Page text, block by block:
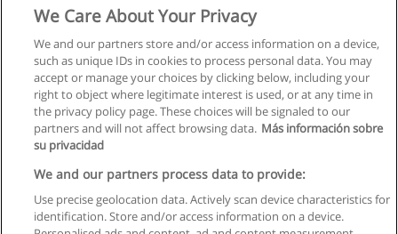
Kullanım koşulları
Gizlilik politikası
We Care About Your Privacy
We and our partners store and/or access information on a device,
such as unique IDs in cookies to process personal data. You may
accept or manage your choices by clicking below, including your
right to object where legitimate interest is used, or at any time in
the privacy policy page. These choices will be signaled to our
partners and will not affect browsing data. Más información sobre
su privacidad
We and our partners process data to provide:
Use precise geolocation data. Actively scan device characteristics for
identification. Store and/or access information on a device.